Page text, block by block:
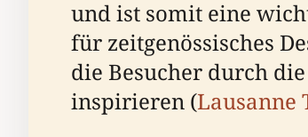
und ist somit eine
für zeitgenössisches
die Besucher durch
inspirieren (Lausanne